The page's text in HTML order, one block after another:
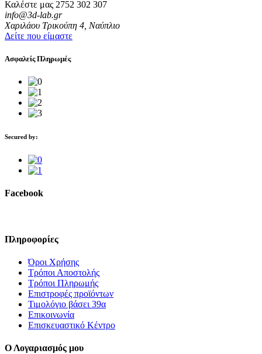
Καλέστε μας 2752 302 307
info@3d-lab.gr
Χαριλάου Τρικούπη 4, Ναύπλιο
Δείτε που είμαστε
Ασφαλείς Πληρωμές
Secured by:
Facebook
Πληροφορίες
Όροι Χρήσης
Τρόποι Αποστολής
Τρόποι Πληρωμής
Επιστροφές προϊόντων
Τιμολόγιο βάσει 39α
Επικοινωνία
Επισκευαστικό Κέντρο
Ο Λογαριασμός μου